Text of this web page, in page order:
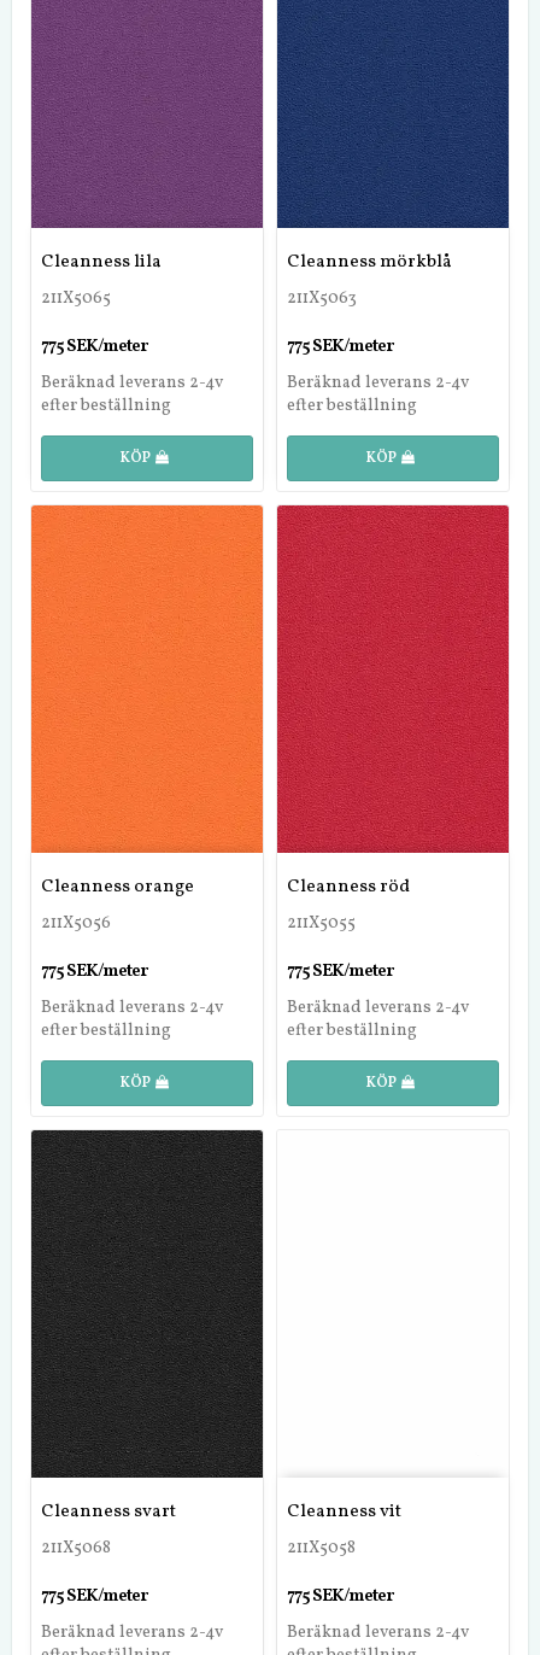
Cleanness lila
211X5065
775 SEK/meter
Beräknad leverans 2-4v
efter beställning
KÖP
Cleanness mörkblå
211X5063
775 SEK/meter
Beräknad leverans 2-4v
efter beställning
KÖP
Cleanness orange
211X5056
775 SEK/meter
Beräknad leverans 2-4v
efter beställning
KÖP
Cleanness röd
211X5055
775 SEK/meter
Beräknad leverans 2-4v
efter beställning
KÖP
Cleanness svart
211X5068
775 SEK/meter
Beräknad leverans 2-4v
Cleanness vit
211X5058
775 SEK/meter
Beräknad leverans 2-4v